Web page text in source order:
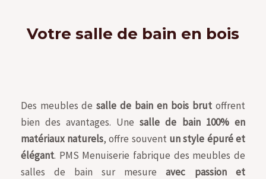
Votre salle de bain en bois
Des meubles de salle de bain en bois brut offrent
bien des avantages. Une salle de bain 100% en
matériaux naturels, offre souvent un style épuré et
élégant. PMS Menuiserie fabrique des meubles de
salles de bain sur mesure avec passion et